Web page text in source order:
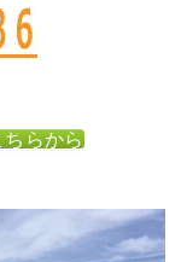
ちらから